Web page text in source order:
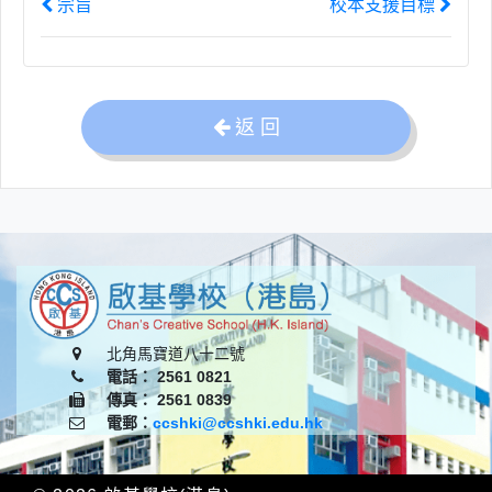
宗旨 校本支援目標
返 回
北角馬寶道八十二號
電話： 2561 0821
傳真： 2561 0839
電郵：ccshki@ccshki.edu.hk